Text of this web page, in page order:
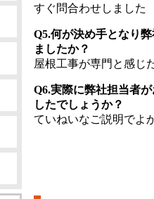
すぐ問合わせしました
Q5.何が決め手となり
ましたか？
屋根工事が専門と感じ
Q6.実際に弊社担当者
したでしょうか？
ていねいなご説明でよ